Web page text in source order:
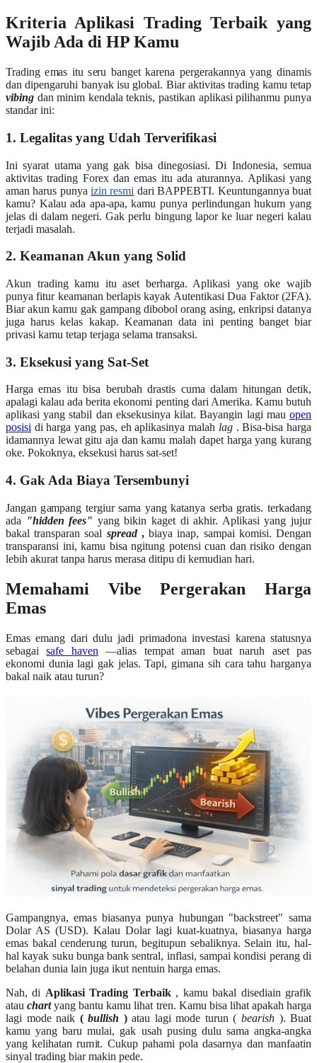
Kriteria Aplikasi Trading Terbaik yang
Wajib Ada di HP Kamu
Trading emas itu seru banget karena pergerakannya yang dinamis
dan dipengaruhi banyak isu global. Biar aktivitas trading kamu tetap
vibing dan minim kendala teknis, pastikan aplikasi pilihanmu punya
standar ini:
1. Legalitas yang Udah Terverifikasi
Ini syarat utama yang gak bisa dinegosiasi. Di Indonesia, semua
aktivitas trading Forex dan emas itu ada aturannya. Aplikasi yang
aman harus punya izin resmi dari BAPPEBTI. Keuntungannya buat
kamu? Kalau ada apa-apa, kamu punya perlindungan hukum yang
jelas di dalam negeri. Gak perlu bingung lapor ke luar negeri kalau
terjadi masalah.
2. Keamanan Akun yang Solid
Akun trading kamu itu aset berharga. Aplikasi yang oke wajib
punya fitur keamanan berlapis kayak Autentikasi Dua Faktor (2FA).
Biar akun kamu gak gampang dibobol orang asing, enkripsi datanya
juga harus kelas kakap. Keamanan data ini penting banget biar
privasi kamu tetap terjaga selama transaksi.
3. Eksekusi yang Sat-Set
Harga emas itu bisa berubah drastis cuma dalam hitungan detik,
apalagi kalau ada berita ekonomi penting dari Amerika. Kamu butuh
aplikasi yang stabil dan eksekusinya kilat. Bayangin lagi mau open
posisi di harga yang pas, eh aplikasinya malah lag . Bisa-bisa harga
idamannya lewat gitu aja dan kamu malah dapet harga yang kurang
oke. Pokoknya, eksekusi harus sat-set!
4. Gak Ada Biaya Tersembunyi
Jangan gampang tergiur sama yang katanya serba gratis. terkadang
ada "hidden fees" yang bikin kaget di akhir. Aplikasi yang jujur
bakal transparan soal spread , biaya inap, sampai komisi. Dengan
transparansi ini, kamu bisa ngitung potensi cuan dan risiko dengan
lebih akurat tanpa harus merasa ditipu di kemudian hari.
Memahami Vibe Pergerakan Harga
Emas
Emas emang dari dulu jadi primadona investasi karena statusnya
sebagaisafe haven
—alias tempat aman buat naruh aset pas
ekonomi dunia lagi gak jelas. Tapi, gimana sih cara tahu harganya
bakal naik atau turun?
Gampangnya, emas biasanya punya hubungan "backstreet" sama
Dolar AS (USD). Kalau Dolar lagi kuat-kuatnya, biasanya harga
emas bakal cenderung turun, begitupun sebaliknya. Selain itu, hal-
hal kayak suku bunga bank sentral, inflasi, sampai kondisi perang di
belahan dunia lain juga ikut nentuin harga emas.
Nah, di Aplikasi Trading Terbaik , kamu bakal disediain grafik
atauchart yang bantu kamu lihat tren. Kamu bisa lihat apakah harga
lagi mode naik ( bullish )atau lagi mode turun ( bearish ). Buat
kamu yang baru mulai, gak usah pusing dulu sama angka-angka
yang kelihatan rumit. Cukup pahami pola dasarnya dan manfaatin
sinyal trading biar makin pede.